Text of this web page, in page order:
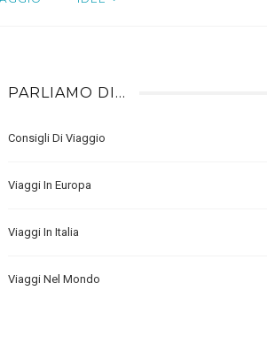
PARLIAMO DI…
Consigli Di Viaggio
Viaggi In Europa
Viaggi In Italia
Viaggi Nel Mondo